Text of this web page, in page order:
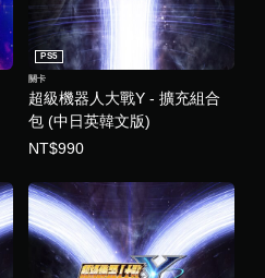
超級機器人大戰Y - 擴充組合
包 (中日英韓文版)
PS5
關卡
NT$990